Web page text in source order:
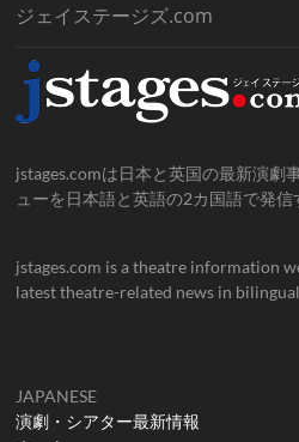
ジェイステージズ.com
jstages.comは日本と英国の最新演劇
ューを日本語と英語の2カ国語で発
jstages.com is a theatre information
latest theatre-related news in
JAPANESE
演劇・シアター最新情報